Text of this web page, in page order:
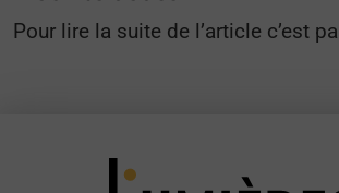
Pour lire la suite de l’article c’est